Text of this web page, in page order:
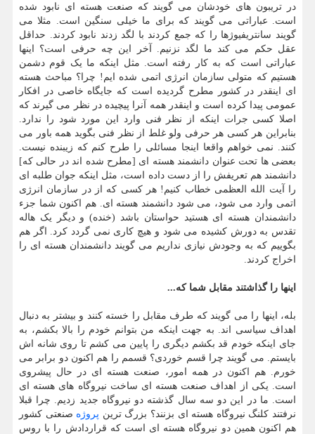
در تریبون های خودشان می گویند که صنعت هسته ای نابود شده
است. عباراتی می گویند که برای ما خیلی سنگین است. مثلا می
گویند سانتریفیوژها را که جمع کردند با لگد زدند نابود کردند. حداقل
عقل حکم می کند ما لگد نزنیم. آخر این چه حرفی است؟ اینها
عباراتی است که به کار رفته است. مثل اینکه ما یک قوم دشمن
هستیم که متولی سازمان انرژی اتمی شده ایم! چرا؟ مباحث هسته
ای اینقدر در کشور مطرح گردیده است که جایگاه خاصی در افکار
عمومی پیدا کرده است و اینقدر همه آنرا پیچیده در نظر می گیرند که
اصلا کسی جرات اینکه از نظر فنی وارد این مورد شود را ندارد.
بنابراین هر کسی هر حرفی ولو غلط از نظر فنی بگوید همه باور می
کنند. نمی خواهم واقعا اینجا مسائلی را طرح کنم که زیبنده نیست.
بعضی ها تحت عنوان دانشمند هسته ای [مطرح شده اند در حالی که]
دانشمند هم تعریفش را از دست داده است، مثل اینکه جوان طلبه ای
را آیت الله العظمی خطاب کنیم! هر کسی که از در سازمان انرژی
اتمی وارد می شود، می شود دانشمند هسته ای. هم اکنون شما جزء
دانشمندان هسته ای هستید حواستان باشد (خنده) و دیگر یک هاله
تقدس به دورش کشیده می شود و هیچ کاری نمی گردد کرد. اگر هم
بگوییم که به وجودش نیازی نداریم می گویند دانشمندان هسته ای را
اخراج کردند.
اینها را گذاشتند مقابل شما که...
بله، اینها را می گویند که طرف مقابل را خسته کنند و بیشتر به دنبال
اهداف سیاسی اند. به جهت اینکه من بتوانم خودم را بالا بکشم، به
جای اینکه خودم قد بکشم دیگری را پایین می کشم تا روی شانه اش
بایستم. می گویند چرا قسم خوردی؟ قسمم را هم اکنون دو برابر می
خورم. هم اکنون در همه امور، صنعت هسته ای در حال پیشروی
است. یکی از اهداف صنعت هسته ای ساخت نیروگاه های هسته ای
است. ما در این دو سه سال گذشته دو نیروگاه جدید زدیم. چرا قبلا
نرفتند کلنگ نیروگاه هسته ای بزنند؟ بزرگ ترین پروژه صنعتی کشور
هم اکنون همین دو نیروگاه هسته ای است که قراردادش را با روس